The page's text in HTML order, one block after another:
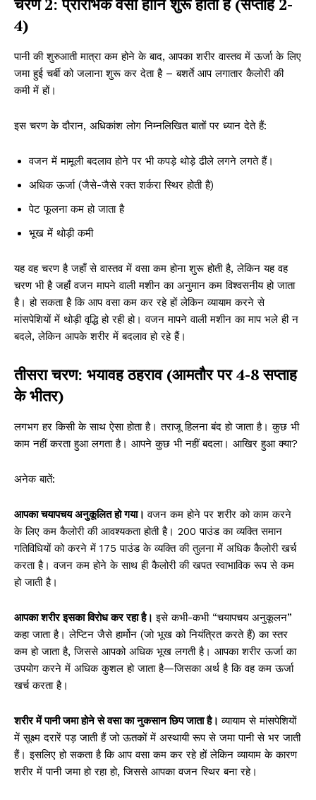
4)
पानी की शुरुआती मात्रा कम होने के बाद, आपका शरीर वास्तव में ऊर्जा के लिए
जमा हुई चर्बी को जलाना शुरू कर देता है – बशर्ते आप लगातार कैलोरी की
कमी में हों।
इस चरण के दौरान, अधिकांश लोग निम्नलिखित बातों पर ध्यान देते हैं:
वजन में मामूली बदलाव होने पर भी कपड़े थोड़े ढीले लगने लगते हैं।
अधिक ऊर्जा (जैसे-जैसे रक्त शर्करा स्थिर होती है)
पेट फूलना कम हो जाता है
भूख में थोड़ी कमी
यह वह चरण है जहाँ से वास्तव में वसा कम होना शुरू होती है, लेकिन यह वह
चरण भी है जहाँ वजन मापने वाली मशीन का अनुमान कम विश्वसनीय हो जाता
है। हो सकता है कि आप वसा कम कर रहे हों लेकिन व्यायाम करने से
मांसपेशियों में थोड़ी वृद्धि हो रही हो। वजन मापने वाली मशीन का माप भले ही न
बदले, लेकिन आपके शरीर में बदलाव हो रहे हैं।
तीसरा चरण: भयावह ठहराव (आमतौर पर 4-8 सप्ताह
के भीतर)
लगभग हर किसी के साथ ऐसा होता है। तराजू हिलना बंद हो जाता है। कुछ भी
काम नहीं करता हुआ लगता है। आपने कुछ भी नहीं बदला। आखिर हुआ क्या?
अनेक बातें:
आपका चयापचय अनुकूलित हो गया।वजन कम होने पर शरीर को काम करने
के लिए कम कैलोरी की आवश्यकता होती है। 200 पाउंड का व्यक्ति समान
गतिविधियों को करने में 175 पाउंड के व्यक्ति की तुलना में अधिक कैलोरी खर्च
करता है। वजन कम होने के साथ ही कैलोरी की खपत स्वाभाविक रूप से कम
हो जाती है।
आपका शरीर इसका विरोध कर रहा है।इसे कभी-कभी “चयापचय अनुकूलन”
कहा जाता है। लेप्टिन जैसे हार्मोन (जो भूख को नियंत्रित करते हैं) का स्तर
कम हो जाता है, जिससे आपको अधिक भूख लगती है। आपका शरीर ऊर्जा का
उपयोग करने में अधिक कुशल हो जाता है—जिसका अर्थ है कि वह कम ऊर्जा
खर्च करता है।
शरीर में पानी जमा होने से वसा का नुकसान छिप जाता है।व्यायाम से मांसपेशियों
में सूक्ष्म दरारें पड़ जाती हैं जो ऊतकों में अस्थायी रूप से जमा पानी से भर जाती
हैं। इसलिए हो सकता है कि आप वसा कम कर रहे हों लेकिन व्यायाम के कारण
शरीर में पानी जमा हो रहा हो, जिससे आपका वजन स्थिर बना रहे।